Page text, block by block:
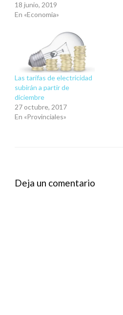
18 junio, 2019
En «Economia»
Las tarifas de electricidad
subirán a partir de
diciembre
27 octubre, 2017
En «Provinciales»
Deja un comentario